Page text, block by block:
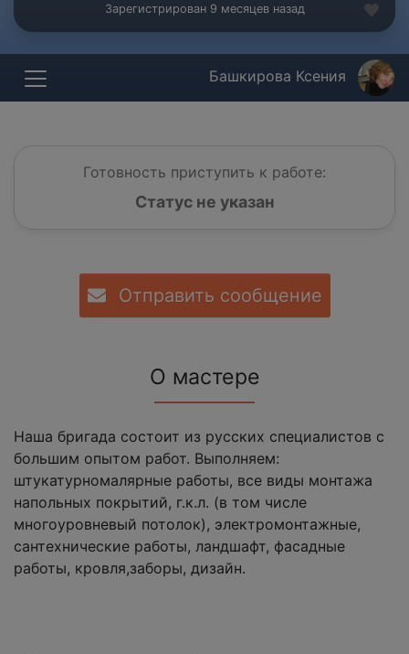
Зарегистрирован 9 месяцев назад
Башкирова Ксения
Готовность приступить к работе:
Статус не указан
Отправить сообщение
О мастере
Наша бригада состоит из русских специалистов с
большим опытом работ. Выполняем:
штукатурномалярные работы, все виды монтажа
напольных покрытий, г.к.л. (в том числе
многоуровневый потолок), электромонтажные,
сантехнические работы, ландшафт, фасадные
работы, кровля,заборы, дизайн.